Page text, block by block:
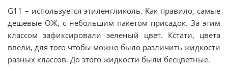
G11 – используется этиленгликоль. Как правило, самые
дешевые ОЖ, с небольшим пакетом присадок. За этим
классом зафиксировали зеленый цвет. Кстати, цвета
ввели, для того чтобы можно было различить жидкости
разных классов. До этого жидкости были бесцветные.